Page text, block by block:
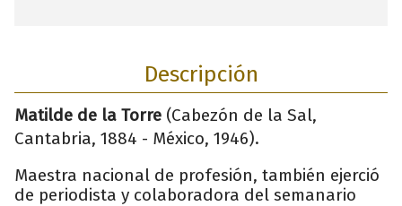
Descripción
Matilde de la Torre (Cabezón de la Sal,
Cantabria, 1884 - México, 1946).
Maestra nacional de profesión, también ejerció
de periodista y colaboradora del semanario